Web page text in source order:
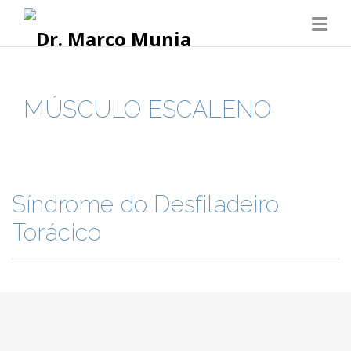
MÚSCULO ESCALENO
Síndrome do Desfiladeiro
Torácico